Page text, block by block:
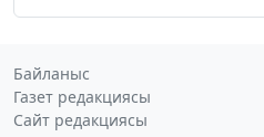
Байланыс
Газет редакциясы
Сайт редакциясы